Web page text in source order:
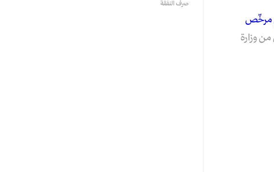
مرخّص
محامي مرخص من وزارة
صرف النفقة